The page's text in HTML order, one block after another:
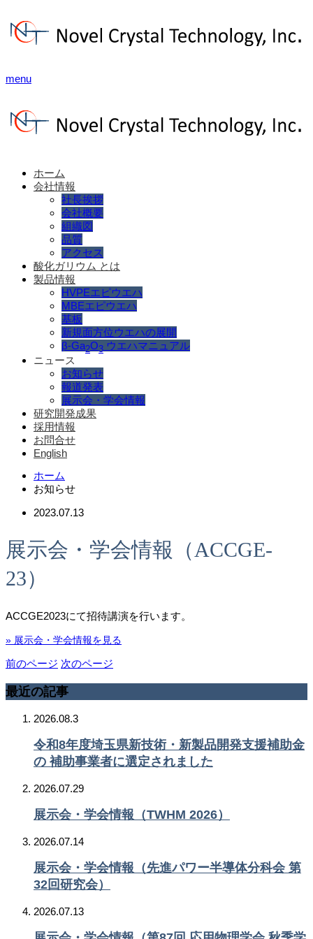
menu
ホーム
会社情報
社長挨拶
会社概要
組織図
品質
アクセス
酸化ガリウム とは
製品情報
HVPEエピウエハ
MBEエピウエハ
基板
新規面方位ウエハの展開
β-Ga2O3 ウエハマニュアル
ニュース
お知らせ
報道発表
展示会・学会情報
研究開発成果
採用情報
お問合せ
English
ホーム
お知らせ
2023.07.13
展示会・学会情報（ACCGE-
23）
ACCGE2023にて招待講演を行います。
» 展示会・学会情報を見る
前のページ 次のページ
最近の記事
2026.08.3
令和8年度埼玉県新技術・新製品開発支援補助金
の 補助事業者に選定されました
2026.07.29
展示会・学会情報（TWHM 2026）
2026.07.14
展示会・学会情報（先進パワー半導体分科会 第
32回研究会）
2026.07.13